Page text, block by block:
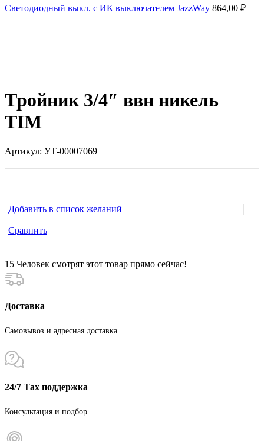
Светодиодный выкл. с ИК выключателем JazzWay 864,00 ₽
Тройник 3/4″ ввн никель
TIM
Артикул: УТ-00007069
Добавить в список желаний
Сравнить
15 Человек смотрят этот товар прямо сейчас!
Доставка
Самовывоз и адресная доставка
24/7 Тах поддержка
Консультация и подбор